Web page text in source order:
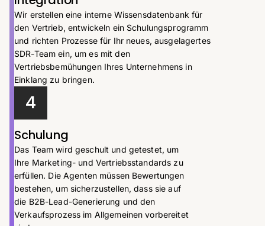
Wir erstellen eine interne Wissensdatenbank für
den Vertrieb, entwickeln ein Schulungsprogramm
und richten Prozesse für Ihr neues, ausgelagertes
SDR-Team ein, um es mit den
Vertriebsbemühungen Ihres Unternehmens in
Einklang zu bringen.
4
Schulung
Das Team wird geschult und getestet, um
Ihre Marketing- und Vertriebsstandards zu
erfüllen. Die Agenten müssen Bewertungen
bestehen, um sicherzustellen, dass sie auf
die B2B-Lead-Generierung und den
Verkaufsprozess im Allgemeinen vorbereitet